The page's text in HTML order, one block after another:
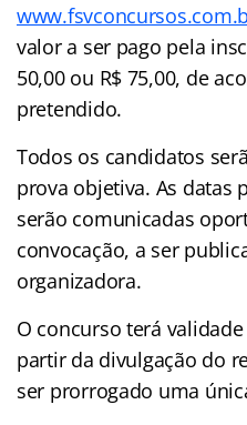
valor a ser pago pela
50,00 ou R$ 75,00, de
pretendido.
Todos os candidatos
prova objetiva. As datas
serão comunicadas
convocação, a ser
organizadora.
O concurso terá
partir da divulgação do
ser prorrogado uma